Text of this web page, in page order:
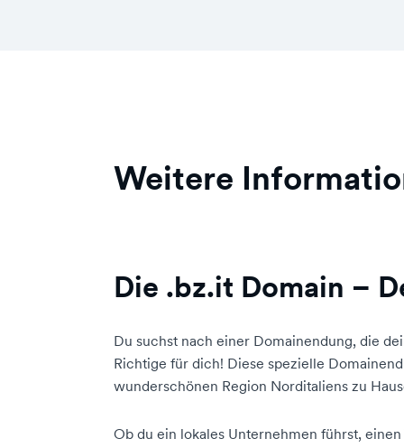
Weitere
Die .bz.it Domain –
Du suchst nach einer Domainendung, die
Richtige für dich! Diese spezielle
wunderschönen Region Norditaliens zu
Ob du ein lokales Unternehmen führst,